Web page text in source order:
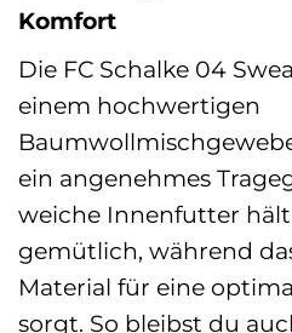
Komfort
Die FC Schalke 04
einem hochwertigen
ein angenehmes
weiche Innenfutter
gemütlich, während
Material für eine
sorgt. So bleibst du